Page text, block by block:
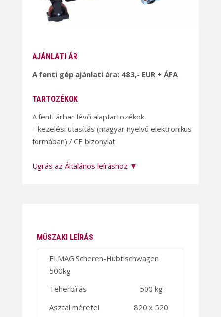
AJÁNLATI ÁR
A fenti gép ajánlati ára: 483,- EUR + ÁFA
TARTOZÉKOK
A fenti árban lévő alaptartozékok:
– kezelési utasítás (magyar nyelvű elektronikus
formában) / CE bizonylat
Ugrás az Általános leíráshoz ▼
MŰSZAKI LEÍRÁS
ELMAG Scheren-Hubtischwagen
500kg
Teherbírás
500 kg
Asztal méretei
820 x 520